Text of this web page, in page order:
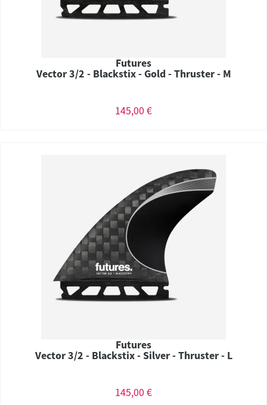
Futures
Vector 3/2 - Blackstix - Gold - Thruster - M
145,00 €
Futures
Vector 3/2 - Blackstix - Silver - Thruster - L
145,00 €